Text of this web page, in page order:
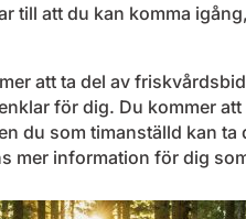
till att du kan komma
att ta del av
för dig. Du kommer
du som timanställd kan ta
mer information för dig